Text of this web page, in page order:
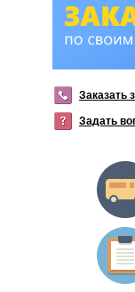
Заказать
Задать